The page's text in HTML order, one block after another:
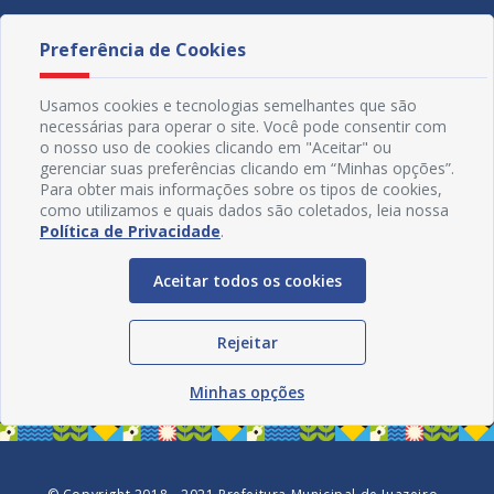
Preferência de Cookies
Usamos cookies e tecnologias semelhantes que são
necessárias para operar o site. Você pode consentir com
o nosso uso de cookies clicando em "Aceitar" ou
gerenciar suas preferências clicando em “Minhas opções”.
Para obter mais informações sobre os tipos de cookies,
como utilizamos e quais dados são coletados, leia nossa
Política de Privacidade.
Aceitar todos os cookies
Rejeitar
Minhas opções